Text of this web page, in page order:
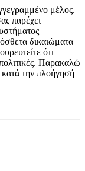
μέλος.
παρέχει
δικαιώματα
ότι
Παρακαλώ
κατά την πλοήγησή